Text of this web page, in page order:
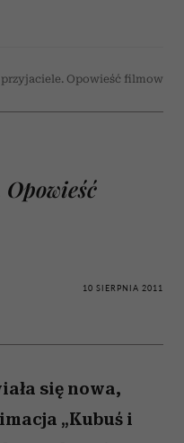
Opowieść filmowa”
10 SIERPNIA 2011
się nowa,
„Kubuś i